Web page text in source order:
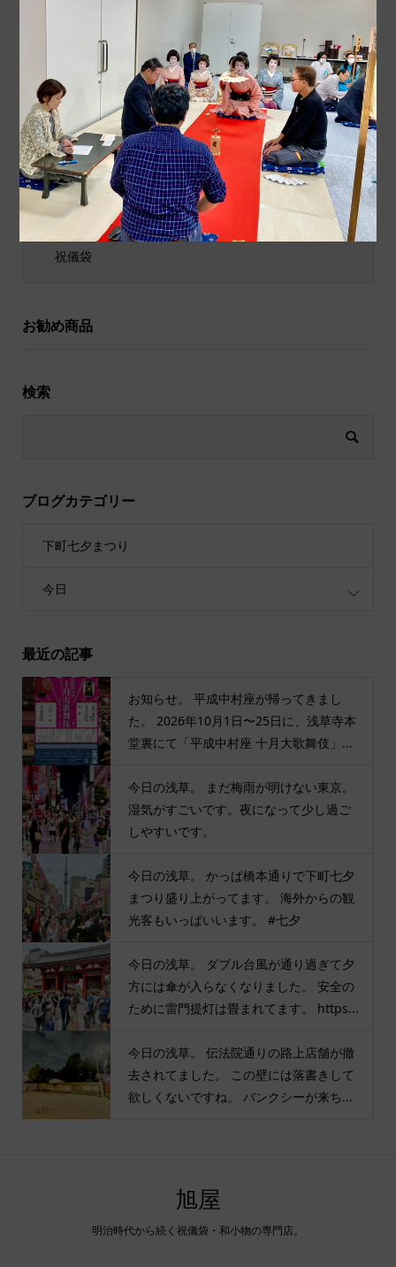
商品カテゴリ
商品ジャンル
ポチ袋
和小物
祝儀袋
お勧め商品
検索
ブログカテゴリー
下町七夕まつり
今日
最近の記事
お知らせ。 平成中村座が帰ってきまし
た。 2026年10月1日〜25日に、浅草寺本
堂裏にて「平成中村座 十月大歌舞伎」...
今日の浅草。 まだ梅雨が明けない東京。
湿気がすごいです。夜になって少し過ご
しやすいです。
今日の浅草。 かっぱ橋本通りで下町七夕
まつり盛り上がってます。 海外からの観
光客もいっぱいいます。 #七夕
今日の浅草。 ダブル台風が通り過ぎて夕
方には傘が入らなくなりました。 安全の
ために雷門提灯は畳まれてます。 https...
今日の浅草。 伝法院通りの路上店舗が撤
去されてました。 この壁には落書きして
欲しくないですね。 バンクシーが来ち...
旭屋
明治時代から続く祝儀袋・和小物の専門店。